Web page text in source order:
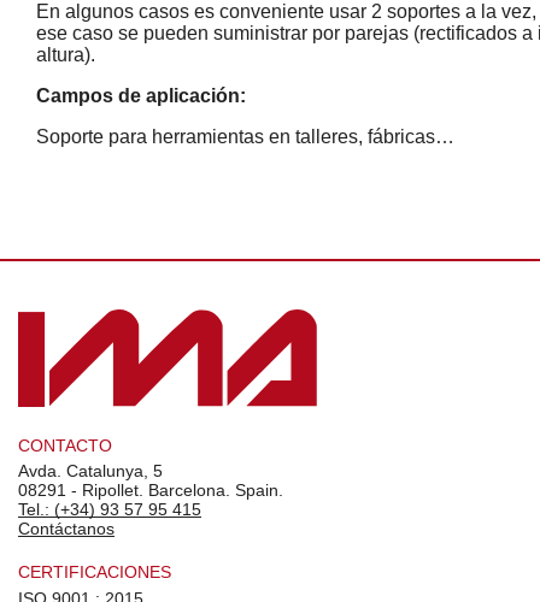
En algunos casos es conveniente usar 2 soportes a la vez,
ese caso se pueden suministrar por parejas (rectificados a
altura).
Campos de aplicación:
Soporte para herramientas en talleres, fábricas…
CONTACTO
Avda. Catalunya, 5
08291 - Ripollet. Barcelona. Spain.
Tel.: (+34) 93 57 95 415
Contáctanos
CERTIFICACIONES